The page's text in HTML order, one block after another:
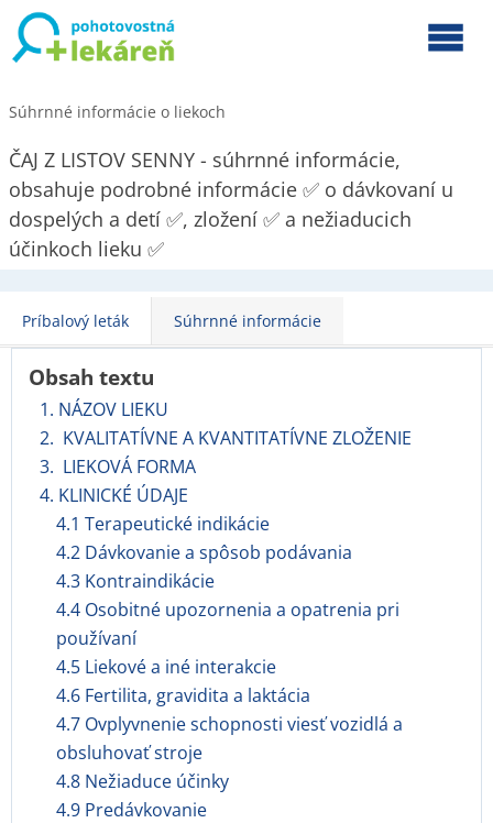
Súhrnné informácie o liekoch
ČAJ Z LISTOV SENNY - súhrnné informácie,
obsahuje podrobné informácie ✅ o dávkovaní u
dospelých a detí ✅, zložení ✅ a nežiaducich
účinkoch lieku ✅
Príbalový leták Súhrnné informácie
Obsah textu
1. NÁZOV LIEKU
2. KVALITATÍVNE A KVANTITATÍVNE ZLOŽENIE
3. LIEKOVÁ FORMA
4. KLINICKÉ ÚDAJE
4.1 Terapeutické indikácie
4.2 Dávkovanie a spôsob podávania
4.3 Kontraindikácie
4.4 Osobitné upozornenia a opatrenia pri
používaní
4.5 Liekové a iné interakcie
4.6 Fertilita, gravidita a laktácia
4.7 Ovplyvnenie schopnosti viesť vozidlá a
obsluhovať stroje
4.8 Nežiaduce účinky
4.9 Predávkovanie